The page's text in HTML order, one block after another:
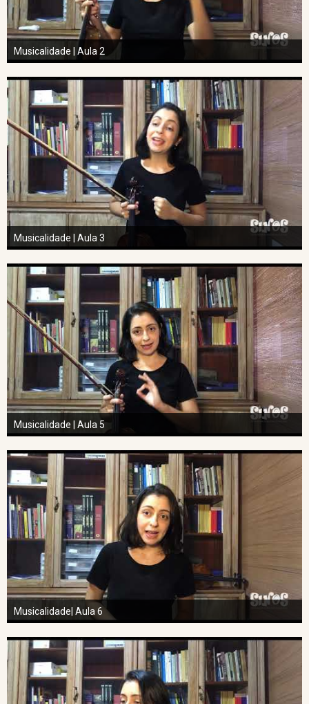
Musicalidade | Aula 2
Musicalidade | Aula 3
Musicalidade | Aula 5
Musicalidade| Aula 6